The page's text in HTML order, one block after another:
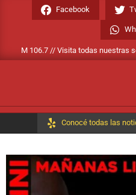
Facebook
106.7 // Visita todas nuestras
Conocé todas las